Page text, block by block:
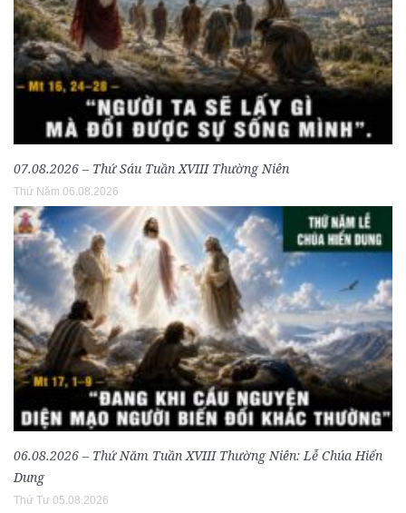
07.08.2026 – Thứ Sáu Tuần XVIII Thường Niên
Thứ Năm 06.08.2026
06.08.2026 – Thứ Năm Tuần XVIII Thường Niên: Lễ Chúa Hiển
Dung
Thứ Tư 05.08.2026